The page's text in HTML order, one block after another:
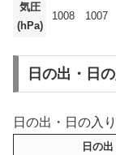
気圧
(hPa)
1008 1007
日の出・日
日の出・日の入
日の出